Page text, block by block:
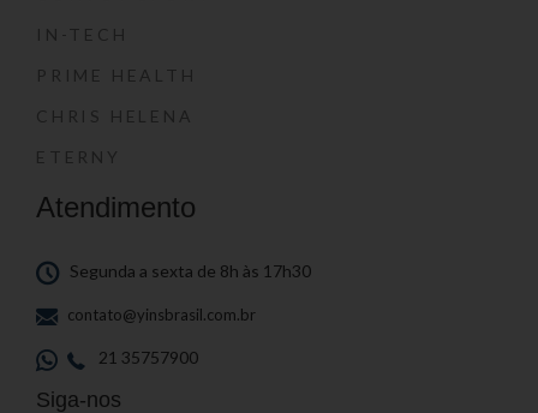
IN-TECH
PRIME HEALTH
CHRIS HELENA
ETERNY
Atendimento
Segunda a sexta de 8h às 17h30
contato@yinsbrasil.com.br
21 35757900
Siga-nos